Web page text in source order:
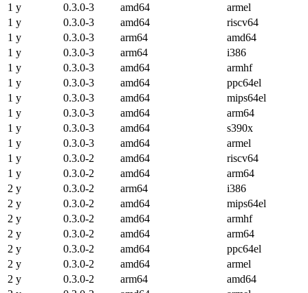
1 y
0.3.0-3 amd64
armel
1 y
0.3.0-3 amd64
riscv64
1 y
0.3.0-3 arm64
amd64
1 y
0.3.0-3 arm64
i386
1 y
0.3.0-3 amd64
armhf
1 y
0.3.0-3 amd64
ppc64el
1 y
0.3.0-3 amd64
mips64el
1 y
0.3.0-3 amd64
arm64
1 y
0.3.0-3 amd64
s390x
1 y
0.3.0-3 amd64
armel
1 y
0.3.0-2 amd64
riscv64
1 y
0.3.0-2 amd64
arm64
2 y
0.3.0-2 arm64
i386
2 y
0.3.0-2 amd64
mips64el
2 y
0.3.0-2 amd64
armhf
2 y
0.3.0-2 amd64
arm64
2 y
0.3.0-2 amd64
ppc64el
2 y
0.3.0-2 amd64
armel
2 y
0.3.0-2 arm64
amd64